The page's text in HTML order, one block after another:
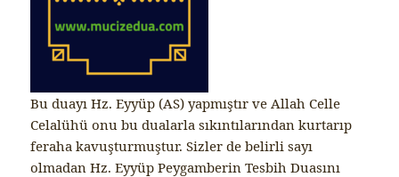
Bu duayı Hz. Eyyüp (AS) yapmıştır ve Allah Celle
Celalühü onu bu dualarla sıkıntılarından kurtarıp
feraha kavuşturmuştur. Sizler de belirli sayı
olmadan Hz. Eyyüp Peygamberin Tesbih Duasını